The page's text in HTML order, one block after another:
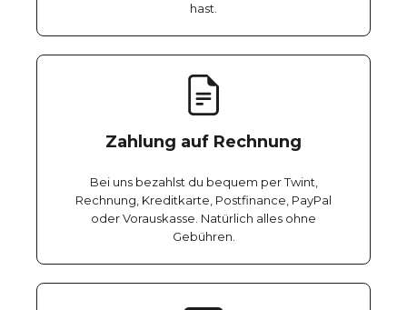
hast.
Zahlung auf Rechnung
Bei uns bezahlst du bequem per Twint,
Rechnung, Kreditkarte, Postfinance, PayPal
oder Vorauskasse. Natürlich alles ohne
Gebühren.